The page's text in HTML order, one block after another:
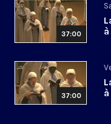
37:00
37:00